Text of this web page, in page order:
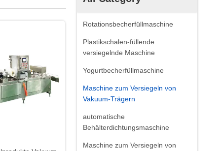
Rotationsbecherfüllmaschine
Plastikschalen-füllende
versiegelnde Maschine
Yogurtbecherfüllmaschine
Maschine zum Versiegeln von
Vakuum-Trägern
automatische
Behälterdichtungsmaschine
Maschine zum Versiegeln von